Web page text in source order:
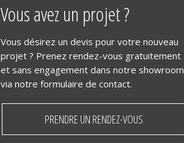
Vous avez un projet ?
Vous désirez un devis pour votre nouveau
projet ? Prenez rendez-vous gratuitement
et sans engagement dans notre showroom
via notre formulaire de contact.
PRENDRE UN RENDEZ-VOUS